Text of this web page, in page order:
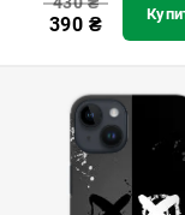
390 ₴